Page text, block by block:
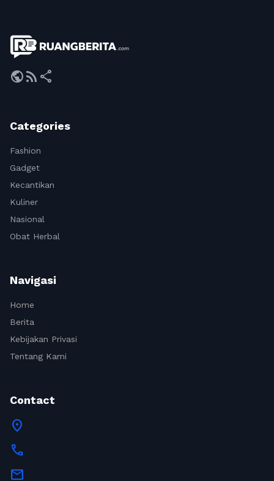
publicrss_feed share
Categories
Fashion
Gadget
Kecantikan
Kuliner
Nasional
Obat Herbal
Navigasi
Home
Berita
Kebijakan Privasi
Tentang Kami
Contact
location_on
call
mail